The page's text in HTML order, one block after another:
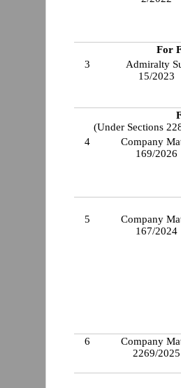
For
3
Admiralty
15/2023
(Under Sections
4
Company
169/2026
5
Company
167/2024
6
Company
2269/2025